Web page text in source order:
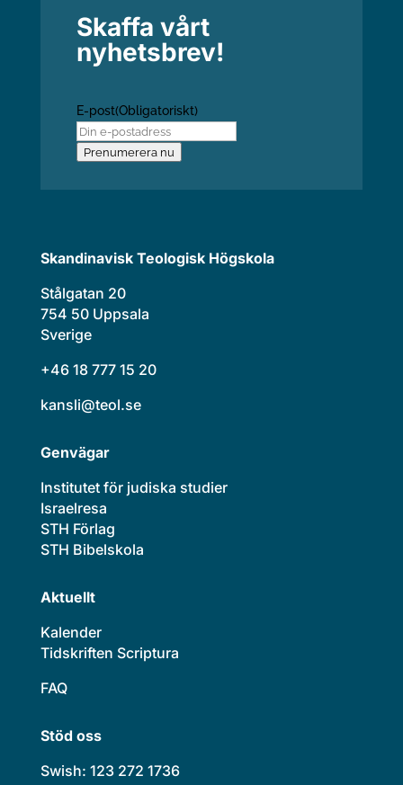
Skaffa vårt
nyhetsbrev!
E-post(Obligatoriskt)
Prenumerera nu
Skandinavisk Teologisk Högskola
Stålgatan 20
754 50 Uppsala
Sverige
+46 18 777 15 20
kansli@teol.se
Genvägar
Institutet för judiska studier
Israelresa
STH Förlag
STH Bibelskola
Aktuellt
Kalender
Tidskriften Scriptura
FAQ
Stöd oss
Swish: 123 272 1736